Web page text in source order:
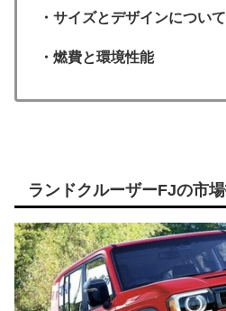
・サイズとデザインについて
・燃費と環境性能
ランドクルーザーFJの市